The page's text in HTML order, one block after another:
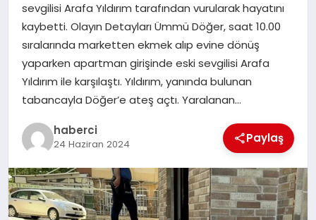
SAĞLIK
SIYASET
YAŞAM
sevgilisi Arafa Yıldırım tarafından vurularak hayatını
kaybetti. Olayın Detayları Ümmü Döğer, saat 10.00
sıralarında marketten ekmek alıp evine dönüş
yaparken apartman girişinde eski sevgilisi Arafa
Yıldırım ile karşılaştı. Yıldırım, yanında bulunan
tabancayla Döğer’e ateş açtı. Yaralanan…
haberci
24 Haziran 2024 Paylaş